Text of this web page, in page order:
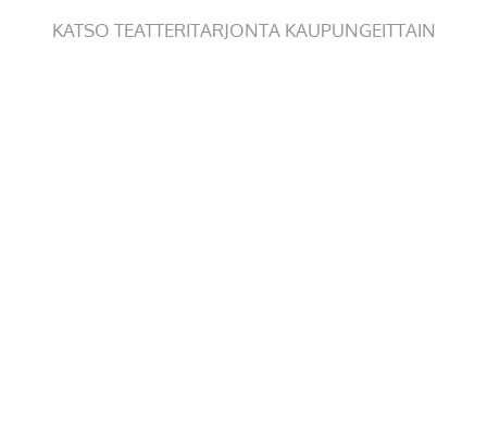
KATSO TEATTERITARJONTA KAUPUNGEITTAIN